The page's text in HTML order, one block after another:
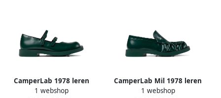
CamperLab 1978 leren
pumps met dubbele gesp
1 webshop
CamperLab Mil 1978 leren
loafers Groen
1 webshop